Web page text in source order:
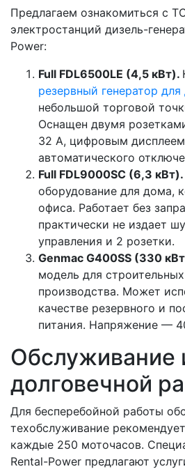
Предлагаем ознакомиться с
электростанций дизель-
Power:
Full FDL6500LE (4,5 кВт).
резервный генератор
небольшой торговой
Оснащен двумя
32 А, цифровым
автоматического
Full FDL9000SC (6,3 кВт).
оборудование для дома,
офиса. Работает без
практически не издает
управления и 2 розетки.
Genmac G400SS (330
модель для
производства. Может
качестве резервного и
питания. Напряжение —
Обслуживание
долговечной
Для бесперебойной работы
техобслуживание
каждые 250 моточасов.
Rental-Power предлагают